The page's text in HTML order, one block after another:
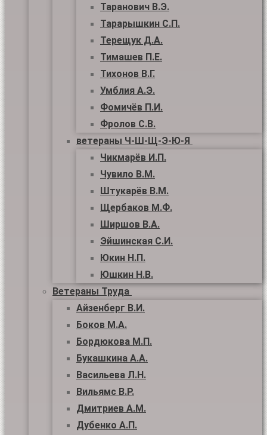
Таранович В.Э.
Тарарышкин С.П.
Терещук Д.А.
Тимашев П.Е.
Тихонов В.Г.
Умблия А.Э.
Фомичёв П.И.
Фролов С.В.
ветераны Ч-Ш-Щ-Э-Ю-Я
Чикмарёв И.П.
Чувило В.М.
Штукарёв В.М.
Щербаков М.Ф.
Ширшов В.А.
Эйшинская С.И.
Юкин Н.П.
Юшкин Н.В.
Ветераны Труда
Айзенберг В.И.
Боков М.А.
Бордюкова М.П.
Букашкина А.А.
Васильева Л.Н.
Вильямс В.Р.
Дмитриев А.М.
Дубенко А.П.